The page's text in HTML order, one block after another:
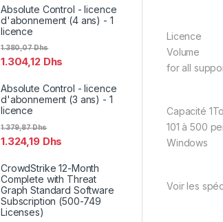
Licence
Volume
for all
Capacité 1To
101 à 500
Windows
Voir les
Absolute Control - licence
d'abonnement (4 ans) - 1
licence
1.304,12 Dhs
1.380,07Dhs
Absolute Control - licence
d'abonnement (3 ans) - 1
licence
1.324,19 Dhs
1.379,87Dhs
CrowdStrike 12-Month
Complete with Threat
Graph Standard Software
Subscription (500-749
Licenses)